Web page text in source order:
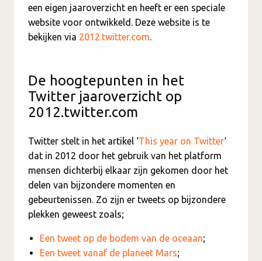
een eigen jaaroverzicht en heeft er een speciale
website voor ontwikkeld. Deze website is te
bekijken via 2012.twitter.com.
De hoogtepunten in het
Twitter jaaroverzicht op
2012.twitter.com
Twitter stelt in het artikel ‘This year on Twitter‘
dat in 2012 door het gebruik van het platform
mensen dichterbij elkaar zijn gekomen door het
delen van bijzondere momenten en
gebeurtenissen. Zo zijn er tweets op bijzondere
plekken geweest zoals;
Een tweet op de bodem van de oceaan;
Een tweet vanaf de planeet Mars;